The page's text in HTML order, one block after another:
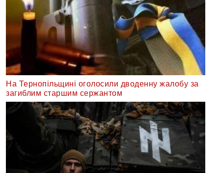
На Тернопільщині оголосили дводенну жалобу за
загиблим старшим сержантом